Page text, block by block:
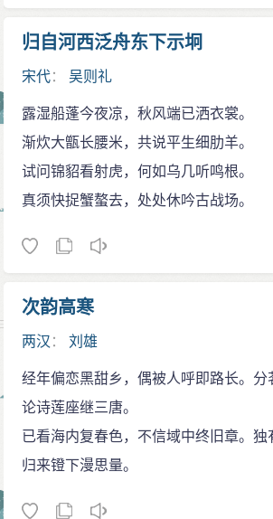
归自河西泛舟东下示坰
宋代：吴则礼
露湿船蓬今夜凉，秋风端已洒衣裳。
渐炊大甑长腰米，共说平生细肋羊。
试问锦貂看射虎，何如乌几听鸣根。
真须快捉蟹螯去，处处休吟古战场。
次韵高寒
两汉 ：刘雄
经年偏恋黑甜乡，偶被人呼即路长。分
论诗莲座继三唐。
已看海内复春色，不信域中终旧章。独
归来镫下漫思量。